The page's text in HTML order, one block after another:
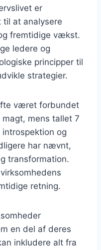
er
til at analysere
fremtidige vækst.
ledere og
principper til
strategier.
været forbundet
mens tallet 7
og
har nævnt,
transformation.
retning.
en del af deres
inkludere alt fra